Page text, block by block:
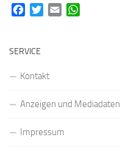
FacebookTwitterEmail
SERVICE
Kontakt
Anzeigen und Mediadaten
Impressum